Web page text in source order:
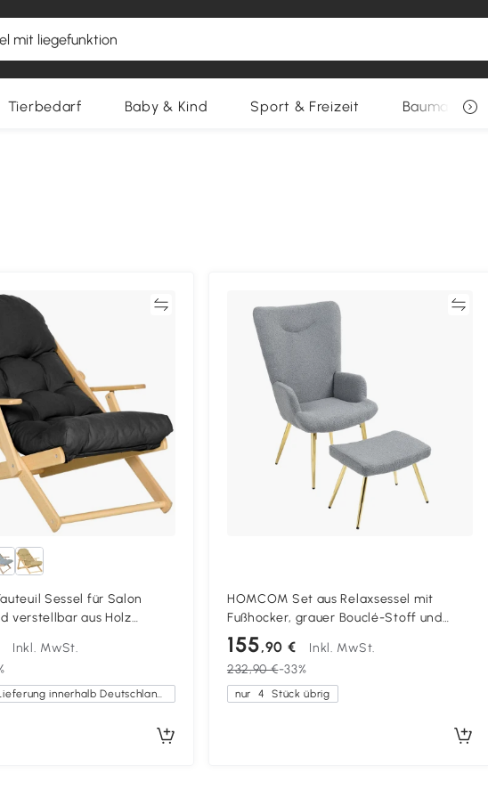
Tierbedarf Baby & Kind Sport & Freizeit Baumarkt
Sessel für Salon
verstellbar aus Holz
mit dick
Steppkissen
Inkl. MwSt.
Kostenlose Lieferung innerhalb Deutschlands
HOMCOM Set aus Relaxsessel mit
Fußhocker, grauer Bouclé-Stoff und
goldfarbene Metallbeine, hohe
Rückenlehne, großer Komfort
155,90 €
Inkl. MwSt.
232,90 €-33%
nur 4 Stück übrig